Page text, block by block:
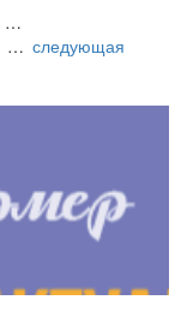
…
… следующая